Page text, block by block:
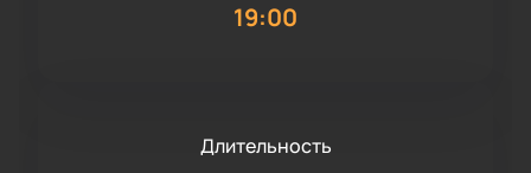
19:00
Длительность